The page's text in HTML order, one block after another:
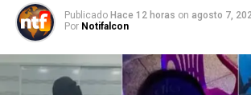
Publicado Hace 12 horas on agosto 7,
Por Notifalcon